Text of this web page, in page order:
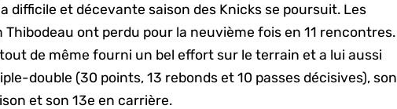
difficile et décevante saison des Knicks se poursuit. Les
Thibodeau ont perdu pour la neuvième fois en 11 rencontres.
de même fourni un bel effort sur le terrain et a lui aussi
double (30 points, 13 rebonds et 10 passes décisives), son
et son 13e en carrière.